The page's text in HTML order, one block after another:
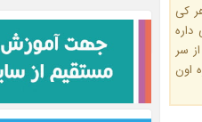
کی
سر
اون